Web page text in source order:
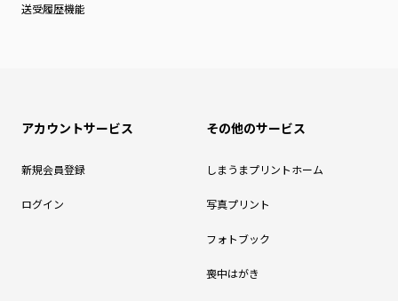
送受履歴機能
アカウントサービス
新規会員登録
ログイン
その他のサービス
しまうまプリントホーム
写真プリント
フォトブック
喪中はがき